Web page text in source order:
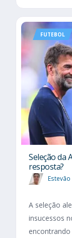
FUTEBOL
Seleção da
resposta?
A seleção
insucessos